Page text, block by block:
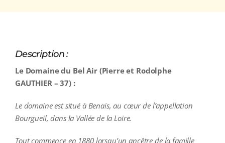
Description :
Le Domaine du Bel Air (Pierre et Rodolphe
GAUTHIER – 37) :
Le domaine est situé à Benais, au cœur de l’appellation
Bourgueil, dans la Vallée de la Loire.
Tout commence en 1880 lorsqu’un ancêtre de la famille